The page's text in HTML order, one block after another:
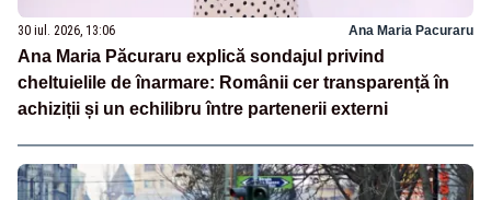
30 iul. 2026, 13:06 Ana Maria Pacuraru
Ana Maria Păcuraru explică sondajul privind
cheltuielile de înarmare: Românii cer transparență în
achiziții și un echilibru între partenerii externi